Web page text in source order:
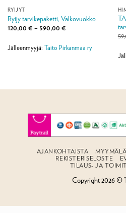
RYIJYT
Ryijy tarvikepaketti, Valkovuokko
120,00 € – 590,00 €Hintaluokka:
590,00 €
Jälleenmyyjä: Taito Pirkanmaa ry
AJANKOHTAISTA
REKISTERISELOSTE
TILAUS- JA
Copyright 2026 ©